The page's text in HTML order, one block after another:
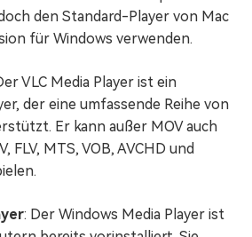
den Standard-Player von Mac
für Windows verwenden.
VLC Media Player ist ein
der eine umfassende Reihe von
Er kann außer MOV auch
FLV, MTS, VOB, AVCHD und
: Der Windows Media Player ist